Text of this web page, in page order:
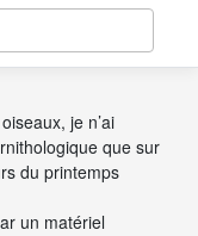
je n’ai
que sur
du printemps
un matériel